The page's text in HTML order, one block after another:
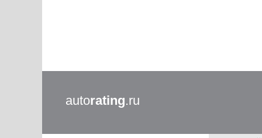
autorating.ru